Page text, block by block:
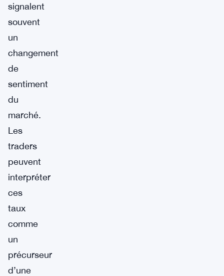
signalent
souvent
un
changement
de
sentiment
du
marché.
Les
traders
peuvent
interpréter
ces
taux
comme
un
précurseur
d’une